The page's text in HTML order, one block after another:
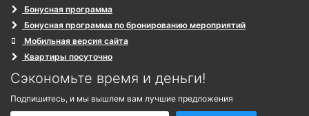
Бонусная программа
Бонусная программа по бронированию мероприятий
Мобильная версия сайта
Квартиры посуточно
Сэкономьте время и деньги!
Подпишитесь, и мы вышлем вам лучшие предложения